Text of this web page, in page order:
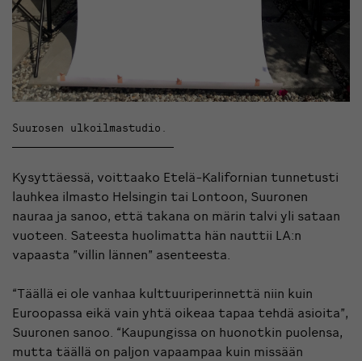
Suurosen ulkoilmastudio.
Kysyttäessä, voittaako Etelä-Kalifornian tunnetusti
lauhkea ilmasto Helsingin tai Lontoon, Suuronen
nauraa ja sanoo, että takana on märin talvi yli sataan
vuoteen. Sateesta huolimatta hän nauttii LA:n
vapaasta ”villin lännen” asenteesta.
“Täällä ei ole vanhaa kulttuuriperinnettä niin kuin
Euroopassa eikä vain yhtä oikeaa tapaa tehdä asioita”,
Suuronen sanoo. “Kaupungissa on huonotkin puolensa,
mutta täällä on paljon vapaampaa kuin missään